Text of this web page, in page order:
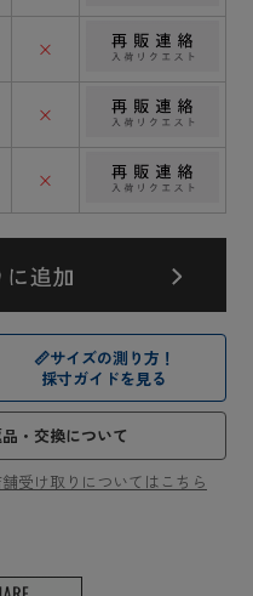
×
×
×
📏サイズの測り方！
採寸ガイドを見る
・交換について
受け取りについてはこちら